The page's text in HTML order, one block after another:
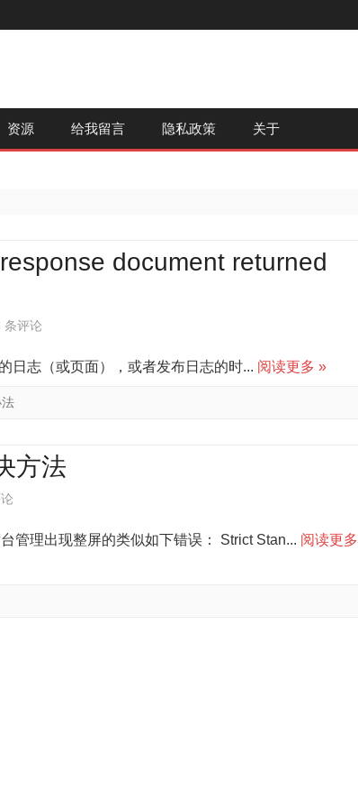
至
资源 给我留言 隐私政策 关于
document returned
条评论
日志（或页面），或者发布日志的时... 阅读更多 »
方法
管理出现整屏的类似如下错误： Strict Stan... 阅读更多